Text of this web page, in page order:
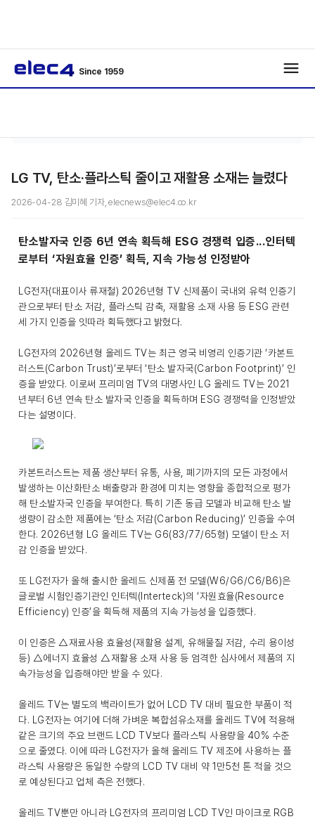
Since 1959
LG TV, 탄소·플라스틱 줄이고 재활용 소재는 늘렸다
2026-04-28 김미혜 기자, elecnews@elec4.co.kr
탄소발자국 인증 6년 연속 획득해 ESG 경쟁력 입증...인터텍
로부터 ‘자원효율 인증’ 획득, 지속 가능성 인정받아
LG전자(대표이사 류재철) 2026년형 TV 신제품이 국내외 유력 인증기
관으로부터 탄소 저감, 플라스틱 감축, 재활용 소재 사용 등 ESG 관련
세 가지 인증을 잇따라 획득했다고 밝혔다.
LG전자의 2026년형 올레드 TV는 최근 영국 비영리 인증기관 ‘카본트
러스트(Carbon Trust)’로부터 ‘탄소 발자국(Carbon Footprint)’ 인
증을 받았다. 이로써 프리미엄 TV의 대명사인 LG 올레드 TV는 2021
년부터 6년 연속 탄소 발자국 인증을 획득하며 ESG 경쟁력을 인정받았
다는 설명이다.
카본트러스트는 제품 생산부터 유통, 사용, 폐기까지의 모든 과정에서
발생하는 이산화탄소 배출량과 환경에 미치는 영향을 종합적으로 평가
해 탄소발자국 인증을 부여한다. 특히 기존 동급 모델과 비교해 탄소 발
생량이 감소한 제품에는 ‘탄소 저감(Carbon Reducing)’ 인증을 수여
한다. 2026년형 LG 올레드 TV는 G6(83/77/65형) 모델이 탄소 저
감 인증을 받았다.
또 LG전자가 올해 출시한 올레드 신제품 전 모델(W6/G6/C6/B6)은
글로벌 시험인증기관인 인터텍(Interteck)의 ‘자원효율(Resource
Efficiency) 인증’을 획득해 제품의 지속 가능성을 입증했다.
이 인증은 △재료사용 효율성(재활용 설계, 유해물질 저감, 수리 용이성
등) △에너지 효율성 △재활용 소재 사용 등 엄격한 심사에서 제품의 지
속가능성을 입증해야만 받을 수 있다.
올레드 TV는 별도의 백라이트가 없어 LCD TV 대비 필요한 부품이 적
다. LG전자는 여기에 더해 가벼운 복합섬유소재를 올레드 TV에 적용해
같은 크기의 주요 브랜드 LCD TV보다 플라스틱 사용량을 40% 수준
으로 줄였다. 이에 따라 LG전자가 올해 올레드 TV 제조에 사용하는 플
라스틱 사용량은 동일한 수량의 LCD TV 대비 약 1만5천 톤 적을 것으
로 예상된다고 업체 측은 전했다.
올레드 TV뿐만 아니라 LG전자의 프리미엄 LCD TV인 마이크로 RGB